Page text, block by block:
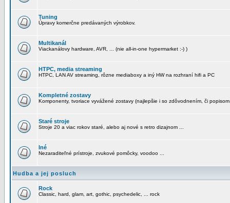
Tuning
Úpravy komerčne predávaných výrobkov.
Multikanál
Viackanálovy hardware, AVR, ... (nie all-in-one hypermarket :-) )
HTPC, media streaming
HTPC, LAN AV streaming, rôzne mediaboxy a iný HW na rozhraní hifi a PC
Kompletné zostavy
Komponenty, tvoriace vyvážené zostavy (najlepšie i so zdôvodnením, či
Staré stroje
Stroje 20 a viac rokov staré, alebo aj nové s retro dizajnom ...
Iné
Nezaraditeľné prístroje, zvukové pomôcky, voodoo ...
Hudba a jej posluch
Rock
Classic, hard, glam, art, gothic, psychedelic, ... rock